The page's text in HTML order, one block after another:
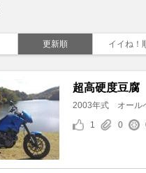
更新順 イイね！
超高硬度豆腐
2003年式 オール
1
0